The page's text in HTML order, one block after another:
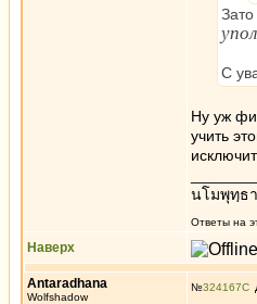
С
Ну уж
учить
นโมพุทฺธ
Ответы на
Наверх
Antaradhana
Wolfshadow
№324167